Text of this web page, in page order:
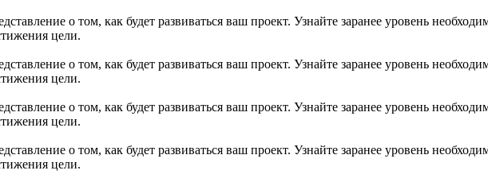
о том, как будет развиваться ваш проект. Узнайте заранее уровень
цели.
о том, как будет развиваться ваш проект. Узнайте заранее уровень
цели.
о том, как будет развиваться ваш проект. Узнайте заранее уровень
цели.
о том, как будет развиваться ваш проект. Узнайте заранее уровень
цели.